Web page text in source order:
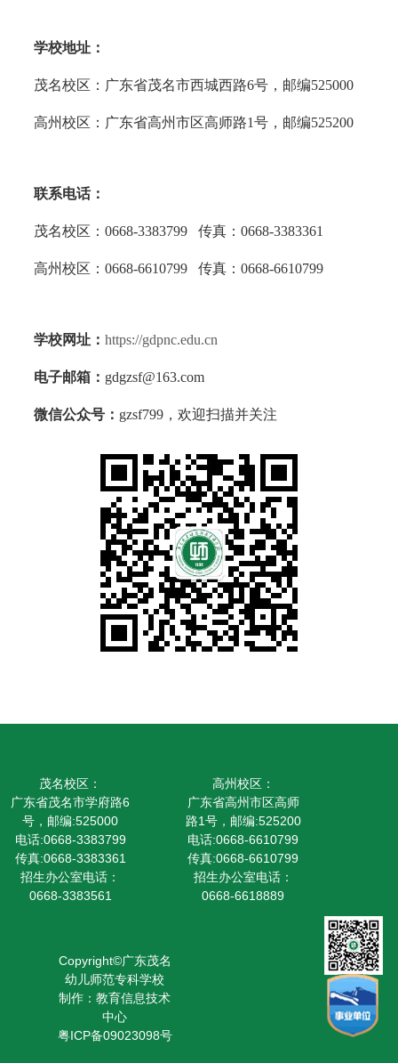
学校地址：
茂名校区：广东省茂名市西城西路6号，邮编525000
高州校区：广东省高州市区高师路1号，邮编525200
联系电话：
茂名校区：0668-3383799 传真：0668-3383361
高州校区：0668-6610799 传真：0668-6610799
学校网址： https://gdpnc.edu.cn
电子邮箱： gdgzsf@163.com
微信公众号： gzsf799，欢迎扫描并关注
茂名校区：
广东省茂名市学府路6
号，邮编:525000
电话:0668-3383799
传真:0668-3383361
招生办公室电话：
0668-3383561
高州校区：
广东省高州市区高师
路1号，邮编:525200
电话:0668-6610799
传真:0668-6610799
招生办公室电话：
0668-6618889
Copyright©广东茂名
幼儿师范专科学校
制作：教育信息技术
中心
粤ICP备09023098号